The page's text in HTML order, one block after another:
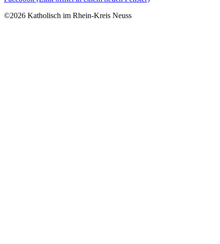
©2026 Katholisch im Rhein-Kreis Neuss